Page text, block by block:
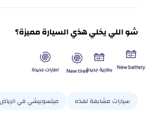
شو اللي يخلي هذي السيارة مميزة؟
سيارات مشابهة لهذه ميتسوبيشي في الرياض